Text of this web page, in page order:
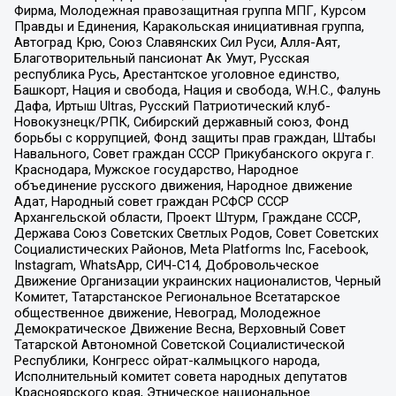
Фирма, Молодежная правозащитная группа МПГ, Курсом
Правды и Единения, Каракольская инициативная группа,
Автоград Крю, Союз Славянских Сил Руси, Алля-Аят,
Благотворительный пансионат Ак Умут, Русская
республика Русь, Арестантское уголовное единство,
Башкорт, Нация и свобода, Нация и свобода, W.H.С., Фалунь
Дафа, Иртыш Ultras, Русский Патриотический клуб-
Новокузнецк/РПК, Сибирский державный союз, Фонд
борьбы с коррупцией, Фонд защиты прав граждан, Штабы
Навального, Совет граждан СССР Прикубанского округа г.
Краснодара, Мужское государство, Народное
объединение русского движения, Народное движение
Адат, Народный совет граждан РСФСР СССР
Архангельской области, Проект Штурм, Граждане СССР,
Держава Союз Советских Светлых Родов, Совет Советских
Социалистических Районов, Meta Platforms Inc, Facebook,
Instagram, WhatsApp, СИЧ-С14, Добровольческое
Движение Организации украинских националистов, Черный
Комитет, Татарстанское Региональное Всетатарское
общественное движение, Невоград, Молодежное
Демократическое Движение Весна, Верховный Совет
Татарской Автономной Советской Социалистической
Республики, Конгресс ойрат-калмыцкого народа,
Исполнительный комитет совета народных депутатов
Красноярского края, Этническое национальное